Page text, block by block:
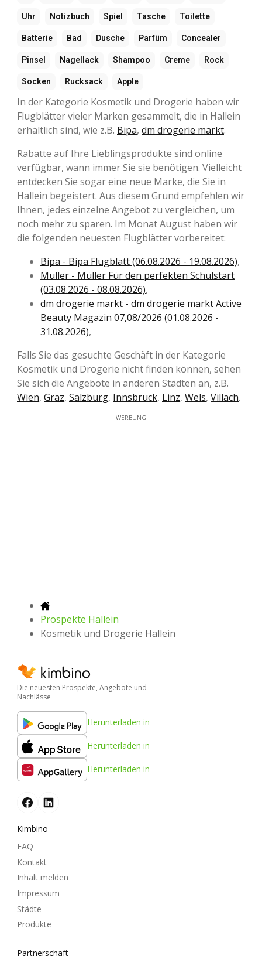
Uhr Notizbuch Spiel Tasche Toilette
Batterie Bad Dusche Parfüm Concealer
Pinsel Nagellack Shampoo Creme Rock
Socken Rucksack Apple
In der Kategorie Kosmetik und Drogerie haben wir
Flugblätter vieler Marken gesammelt, die in Hallein
erhältlich sind, wie z.B. Bipa, dm drogerie markt.
Rabatte auf Ihre Lieblingsprodukte sind online
verfügbar, wann immer Sie sie benötigen. Vielleicht
entdecken Sie sogar eine neue Marke, die Sie in
Hallein begeistert. Aus diesem Grund empfehlen wir
Ihnen, jedes einzelne Angebot zu vergleichen, um
noch mehr zu sparen. Im Monat August haben wir
die folgenden neuesten Flugblätter vorbereitet:
Bipa - Bipa Flugblatt (06.08.2026 - 19.08.2026),
Müller - Müller Für den perfekten Schulstart
(03.08.2026 - 08.08.2026),
dm drogerie markt - dm drogerie markt Active
Beauty Magazin 07,08/2026 (01.08.2026 -
31.08.2026),
Falls Sie das gesuchte Geschäft in der Kategorie
Kosmetik und Drogerie nicht finden können, sehen
Sie sich die Angebote in anderen Städten an, z.B.
Wien, Graz, Salzburg, Innsbruck, Linz, Wels, Villach.
WERBUNG
Prospekte Hallein
Kosmetik und Drogerie Hallein
Die neuesten Prospekte, Angebote und
Nachlässe
Herunterladen in
Herunterladen in
Herunterladen in
Kimbino
FAQ
Kontakt
Inhalt melden
Impressum
Städte
Produkte
Partnerschaft